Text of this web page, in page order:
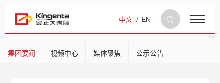
中文 / EN
集团要闻 视频中心 媒体聚焦 公示公告